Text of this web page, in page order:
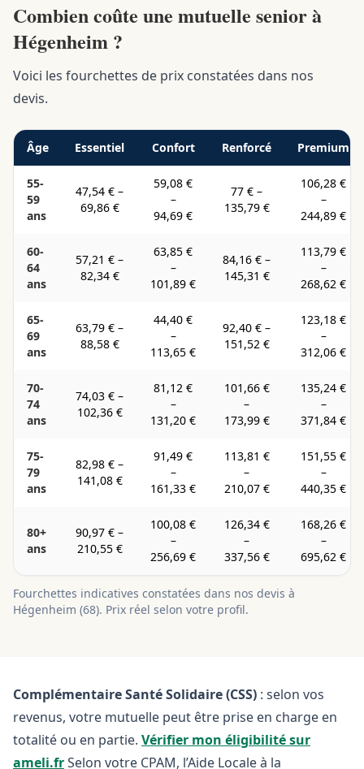
Combien coûte une mutuelle senior à
Hégenheim ?
Voici les fourchettes de prix constatées dans nos
devis.
Âge Essentiel Confort Renforcé Premium
55-
59
ans
47,54 € –
69,86 €
59,08 €
–
94,69 €
77 € –
135,79 €
106,28 €
–
244,89 €
60-
64
ans
57,21 € –
82,34 €
63,85 €
–
101,89 €
84,16 € –
145,31 €
113,79 €
–
268,62 €
65-
69
ans
63,79 € –
88,58 €
44,40 €
–
113,65 €
92,40 € –
151,52 €
123,18 €
–
312,06 €
70-
74
ans
74,03 € –
102,36 €
81,12 €
–
131,20 €
101,66 €
–
173,99 €
135,24 €
–
371,84 €
75-
79
ans
82,98 € –
141,08 €
91,49 €
–
161,33 €
113,81 €
–
210,07 €
151,55 €
–
440,35 €
80+
ans
90,97 € –
210,55 €
100,08 €
–
256,69 €
126,34 €
–
337,56 €
168,26 €
–
695,62 €
Fourchettes indicatives constatées dans nos devis à
Hégenheim (68). Prix réel selon votre profil.
Complémentaire Santé Solidaire (CSS) : selon vos
revenus, votre mutuelle peut être prise en charge en
totalité ou en partie. Vérifier mon éligibilité sur
ameli.frSelon votre CPAM, l’Aide Locale à la